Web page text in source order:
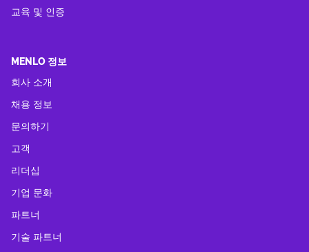
교육 및 인증
MENLO 정보
회사 소개
채용 정보
문의하기
고객
리더십
기업 문화
파트너
기술 파트너